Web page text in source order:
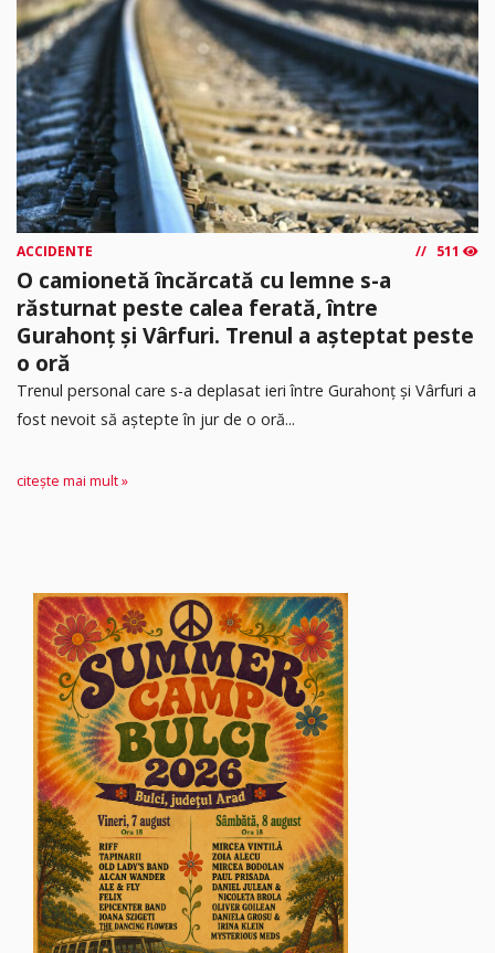
ACCIDENTE 511
O camionetă încărcată cu lemne s-a
răsturnat peste calea ferată, între
Gurahonț și Vârfuri. Trenul a așteptat peste
o oră
Trenul personal care s-a deplasat ieri între Gurahonț și Vârfuri a
fost nevoit să aștepte în jur de o oră...
citește mai mult »